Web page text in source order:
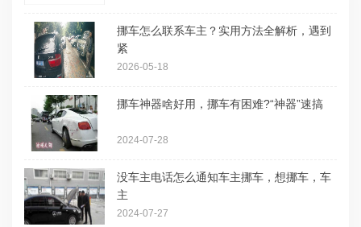
挪车怎么联系车主？实用方法全解析，遇到
紧
2026-05-18
挪车神器啥好用，挪车有困难?“神器”速搞
2024-07-28
没车主电话怎么通知车主挪车，想挪车，车
主
2024-07-27